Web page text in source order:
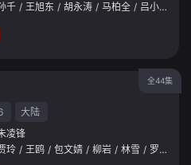
千 / 王旭东 / 胡永涛 / 马柏全 / 吕小雨
全44集
大陆
凌锋
玲 / 王鸥 / 包文婧 / 柳岩 / 林雪 / 罗家英